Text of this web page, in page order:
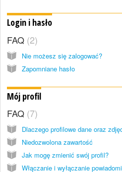
Login i hasło
FAQ 2
Nie możesz się zalogować?
Zapomniane hasło
Mój profil
FAQ 7
Niedozwolona zawartość
Jak mogę zmienić swój profil?
Włączanie i wyłączanie